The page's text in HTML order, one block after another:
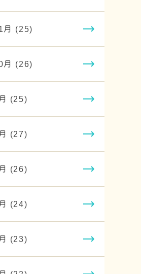
月 (25)
月 (26)
(25)
(27)
(26)
(24)
(23)